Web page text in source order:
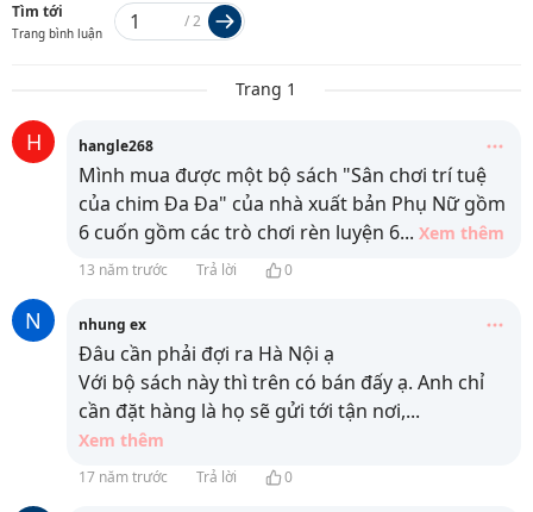
Tìm tới
Trang bình luận
/2
Trang 1
H hangle268
Mình mua được một bộ sách "Sân chơi trí tuệ
của chim Đa Đa" của nhà xuất bản Phụ Nữ gồm
6 cuốn gồm các trò chơi rèn luyện 6... Xem thêm
13 năm trước Trả lời 0
N nhung ex
Đâu cần phải đợi ra Hà Nội ạ
Với bộ sách này thì trên có bán đấy ạ. Anh chỉ
cần đặt hàng là họ sẽ gửi tới tận nơi,...
Xem thêm
17 năm trước Trả lời 0